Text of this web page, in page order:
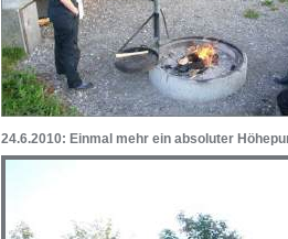
24.6.2010: Einmal mehr ein absoluter